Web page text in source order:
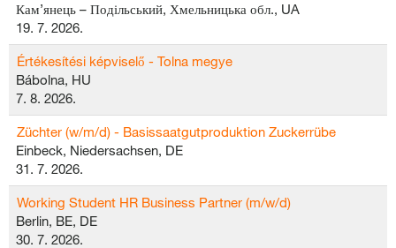
Кам’янець – Подільський, Хмельницька обл., UA
19. 7. 2026.
Értékesítési képviselő - Tolna megye
Bábolna, HU
7. 8. 2026.
Züchter (w/m/d) - Basissaatgutproduktion Zuckerrübe
Einbeck, Niedersachsen, DE
31. 7. 2026.
Working Student HR Business Partner (m/w/d)
Berlin, BE, DE
30. 7. 2026.